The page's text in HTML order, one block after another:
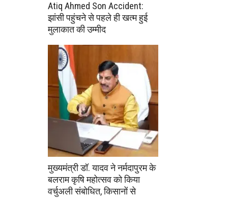
Atiq Ahmed Son Accident:
झांसी पहुंचने से पहले ही खत्म हुई
मुलाकात की उम्मीद
मुख्यमंत्री डॉ. यादव ने नर्मदापुरम के
बलराम कृषि महोत्सव को किया
वर्चुअली संबोधित, किसानों से